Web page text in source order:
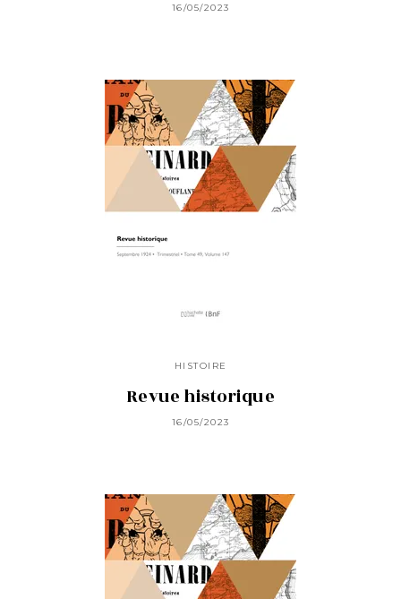
16/05/2023
HISTOIRE
Revue historique
16/05/2023